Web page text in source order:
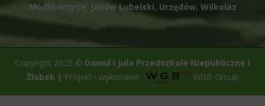
Modliborzyce, Janów Lubelski, Urzędów, Wilkołaz
Copyright 2025 © Dawid i Jula Przedszkole Niepubliczne i
Żłobek | Projekt i wykonanie WGB Group